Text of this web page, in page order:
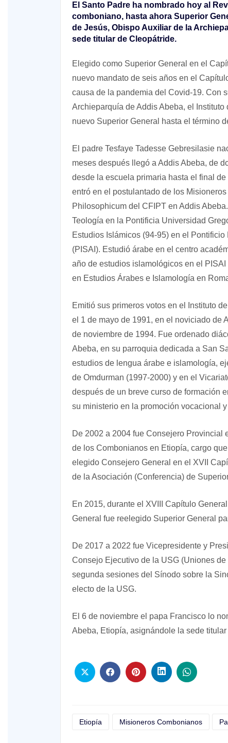
El Santo Padre ha nombrado hoy al
comboniano, hasta ahora Superior
de Jesús, Obispo Auxiliar de la
sede titular de Cleopátride.
Elegido como Superior General en el
nuevo mandato de seis años en el
causa de la pandemia del Covid-19. Con
Archieparquía de Addis Abeba, el
nuevo Superior General hasta el término
El padre Tesfaye Tadesse Gebresilasie
meses después llegó a Addis Abeba, de
desde la escuela primaria hasta el final
entró en el postulantado de los
Philosophicum del CFIPT en Addis
Teología en la Pontificia Universidad
Estudios Islámicos (94-95) en el
(PISAI). Estudió árabe en el centro
año de estudios islamológicos en el
en Estudios Árabes e Islamología en
Emitió sus primeros votos en el Instituto
el 1 de mayo de 1991, en el noviciado de
de noviembre de 1994. Fue ordenado
Abeba, en su parroquia dedicada a San
estudios de lengua árabe e islamología,
de Omdurman (1997-2000) y en el
después de un breve curso de formación
su ministerio en la promoción vocacional
De 2002 a 2004 fue Consejero Provincial
de los Combonianos en Etiopía, cargo
elegido Consejero General en el XVII
de la Asociación (Conferencia) de
En 2015, durante el XVIII Capítulo
General fue reelegido Superior General
De 2017 a 2022 fue Vicepresidente y
Consejo Ejecutivo de la USG (Uniones
segunda sesiones del Sínodo sobre la
electo de la USG.
El 6 de noviembre el papa Francisco lo
Abeba, Etiopía, asignándole la sede
Etiopía Misioneros Combonianos